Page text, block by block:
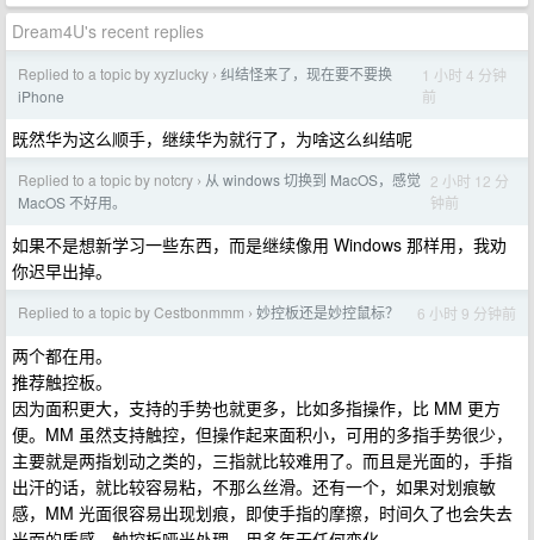
Dream4U's recent replies
Replied to a topic by xyzlucky › 纠结怪来了，现在要不要换
iPhone
1 小时 4 分钟
前
既然华为这么顺手，继续华为就行了，为啥这么纠结呢
Replied to a topic by notcry › 从 windows 切换到 MacOS，感觉
MacOS 不好用。
2 小时 12 分
钟前
如果不是想新学习一些东西，而是继续像用 Windows 那样用，我劝
你迟早出掉。
Replied to a topic by Cestbonmmm › 妙控板还是妙控鼠标？ 6 小时 9 分钟前
两个都在用。
推荐触控板。
因为面积更大，支持的手势也就更多，比如多指操作，比 MM 更方
便。MM 虽然支持触控，但操作起来面积小，可用的多指手势很少，
主要就是两指划动之类的，三指就比较难用了。而且是光面的，手指
出汗的话，就比较容易粘，不那么丝滑。还有一个，如果对划痕敏
感，MM 光面很容易出现划痕，即使手指的摩擦，时间久了也会失去